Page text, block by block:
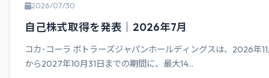
2026/07/30
自己株式取得を発表｜2026年7月
コカ･コーラ ボトラーズジャパンホールディングスは、2026年11
から2027年10月31日までの期間に、最大14...